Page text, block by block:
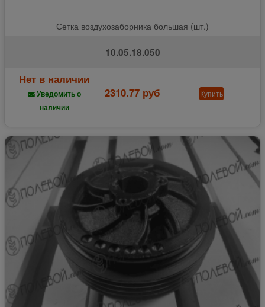
Сетка воздухозаборника большая (шт.)
10.05.18.050
Нет в наличии
Уведомить о
наличии
2310.77 руб Купить